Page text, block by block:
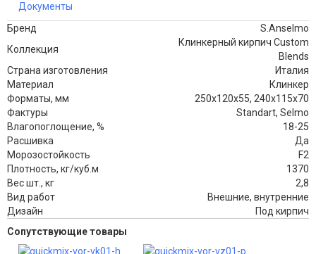
Документы
Бренд
S.Anselmo
Коллекция
Клинкерный кирпич Custom
Blends
Страна изготовления
Италия
Материал
Клинкер
Форматы, мм
250х120х55, 240х115х70
Фактуры
Standart, Selmo
Влагопоглощение, %
18-25
Расшивка
Да
Морозостойкость
F2
Плотность, кг/куб.м
1370
Вес шт., кг
2,8
Вид работ
Внешние, внутренние
Дизайн
Под кирпич
Сопутствующие товары